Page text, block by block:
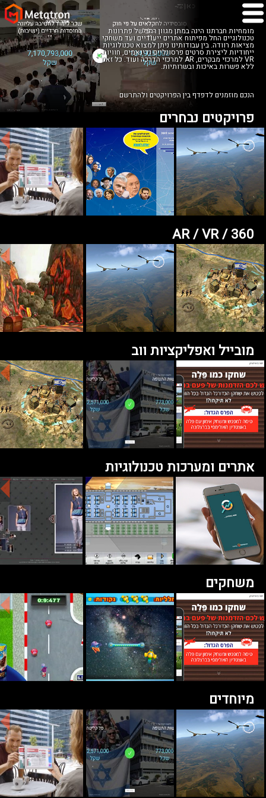
מומחיות חברתנו הינה במתן מגוון רחב של פתרונות
טכנולוגיים החל מפיתוח אתרים ייעודיים ועד משחקי
מציאות רוודה. בין עבודותינו ניתן למצוא טכנולוגיות
ייחודיות ליצירת סרטים פרסונליים ודינאמים, חוויות
VR למרכזי מבקרים, AR למרכזי הדרכה ועוד. כל זאת
ללא פשרות באיכות ובשרותיות.
הנכם מוזמנים לדפדף בין הפרויקטים ולהתרשם
פרויקטים נבחרים
AR / VR / 360
מובייל ואפליקציות ווב
אתרים ומערכות טכנולוגיות
משחקים
מיוחדים